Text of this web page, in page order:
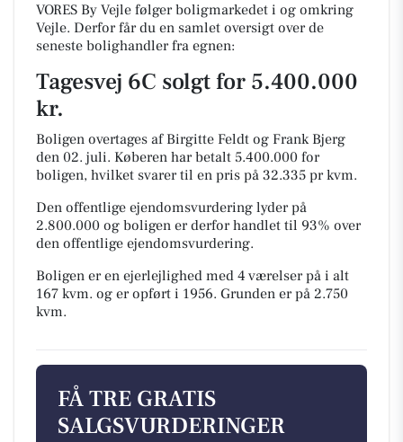
VORES By Vejle følger boligmarkedet i og omkring
Vejle. Derfor får du en samlet oversigt over de
seneste bolighandler fra egnen:
Tagesvej 6C solgt for 5.400.000
kr.
Boligen overtages af Birgitte Feldt og Frank Bjerg
den 02. juli. Køberen har betalt 5.400.000 for
boligen, hvilket svarer til en pris på 32.335 pr kvm.
Den offentlige ejendomsvurdering lyder på
2.800.000 og boligen er derfor handlet til 93% over
den offentlige ejendomsvurdering.
Boligen er en ejerlejlighed med 4 værelser på i alt
167 kvm. og er opført i 1956. Grunden er på 2.750
kvm.
FÅ TRE GRATIS
SALGSVURDERINGER